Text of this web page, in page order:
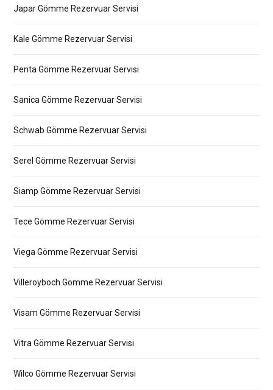
Japar Gömme Rezervuar Servisi
Kale Gömme Rezervuar Servisi
Penta Gömme Rezervuar Servisi
Sanica Gömme Rezervuar Servisi
Schwab Gömme Rezervuar Servisi
Serel Gömme Rezervuar Servisi
Siamp Gömme Rezervuar Servisi
Tece Gömme Rezervuar Servisi
Viega Gömme Rezervuar Servisi
Villeroyboch Gömme Rezervuar Servisi
Visam Gömme Rezervuar Servisi
Vitra Gömme Rezervuar Servisi
Wilco Gömme Rezervuar Servisi